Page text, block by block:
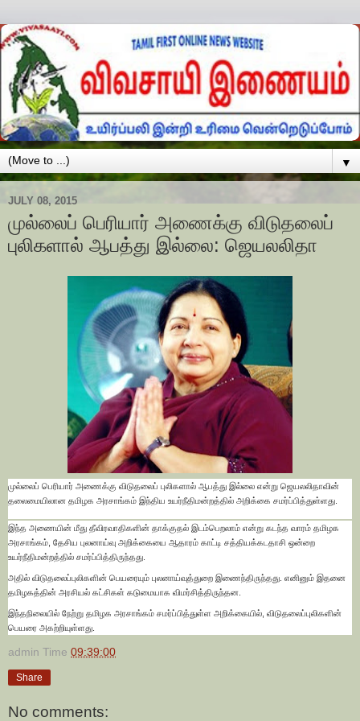
▼
JULY 08, 2015
முல்லைப் பெரியார் அணைக்கு விடுதலைப்
புலிகளால் ஆபத்து இல்லை: ஜெயலலிதா
முல்லைப் பெரியார் அணைக்கு விடுதலைப் புலிகளால் ஆபத்து இல்லை என்று ஜெயலலிதாவின்
தலைமையிலான தமிழக அரசாங்கம் இந்திய உயர்நீதிமன்றத்தில் அறிக்கை சமர்ப்பித்துள்ளது.
இந்த அணையின் மீது தீவிரவாதிகளின் தாக்குதல் இடம்பெறலாம் என்று கடந்த வாரம் தமிழக
அரசாங்கம், தேசிய புலனாய்வு அறிக்கையை ஆதாரம் காட்டி சத்தியக்கடதாசி ஒன்றை
உயர்நீதிமன்றத்தில் சமர்ப்பித்திருந்தது.
அதில் விடுதலைப்புலிகளின் பெயரையும் புலனாய்வுத்துறை இணைந்திருந்தது. எனினும் இதனை
தமிழகத்தின் அரசியல் கட்சிகள் கடுமையாக விமர்சித்திருந்தன.
இந்தநிலையில் நேற்று தமிழக அரசாங்கம் சமர்ப்பித்துள்ள அறிக்கையில், விடுதலைப்புலிகளின்
பெயரை அகற்றியுள்ளது.
admin Time 09:39:00
Share
No comments: